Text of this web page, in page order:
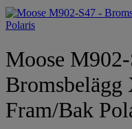
Moose
Bromsbelägg
Fram/Bak